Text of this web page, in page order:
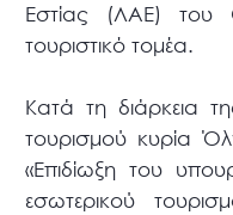
Εστίας (ΛΑΕ)
τουριστικό τομέα.
Κατά τη διάρκεια
τουρισμού κυρία
«Επιδίωξη του
εσωτερικού